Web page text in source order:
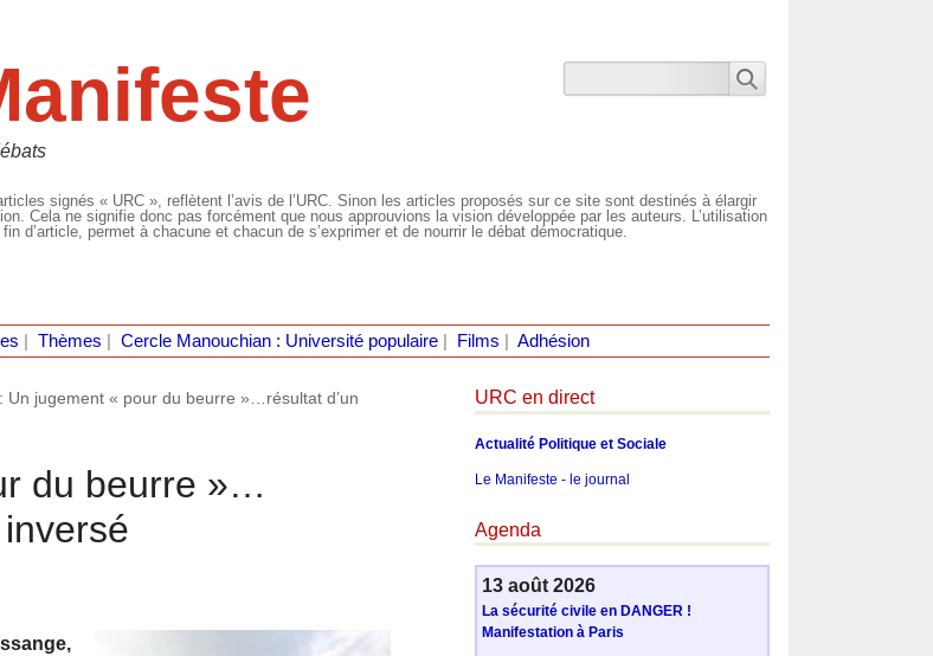
signés « URC », reflètent l’avis de l’URC. Sinon les articles proposés sur ce site sont destinés à élargir
Cela ne signifie donc pas forcément que nous approuvions la vision développée par les auteurs. L’utilisation
d’article, permet à chacune et chacun de s’exprimer et de nourrir le débat démocratique.
Thèmes Cercle Manouchian : Université populaire| Films Adhésion
Un jugement « pour du beurre »…résultat d’un
du beurre »…
URC en direct
Actualité Politique et Sociale
Le Manifeste - le journal
Agenda
13 août 2026
La sécurité civile en DANGER !
Manifestation à Paris